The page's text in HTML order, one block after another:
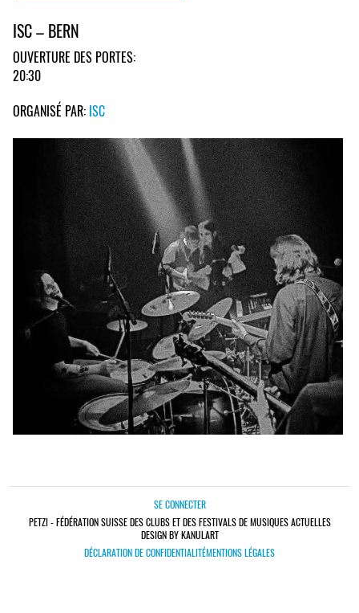
ISC – BERN
OUVERTURE DES PORTES:
20:30
ORGANISÉ PAR: ISC
SE CONNECTER
PETZI - FÉDÉRATION SUISSE DES CLUBS ET DES FESTIVALS DE MUSIQUES ACTUELLES
DESIGN BY KANULART
DÉCLARATION DE CONFIDENTIALITÉMENTIONS LÉGALES